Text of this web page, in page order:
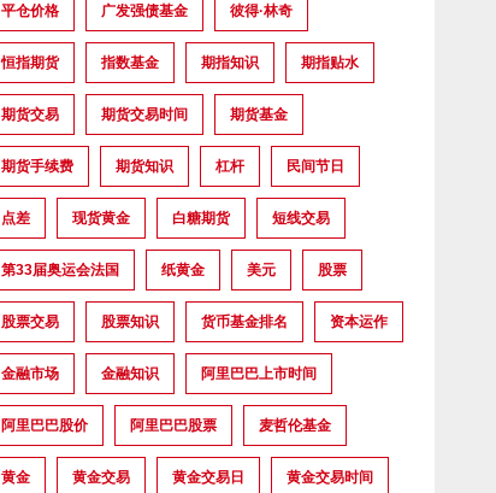
平仓价格 广发强债基金 彼得·林奇
恒指期货 指数基金 期指知识 期指贴水
期货交易 期货交易时间 期货基金
期货手续费 期货知识 杠杆 民间节日
点差 现货黄金 白糖期货 短线交易
第33届奥运会法国 纸黄金 美元 股票
股票交易 股票知识 货币基金排名 资本运作
金融市场 金融知识 阿里巴巴上市时间
阿里巴巴股价 阿里巴巴股票 麦哲伦基金
黄金 黄金交易 黄金交易日 黄金交易时间